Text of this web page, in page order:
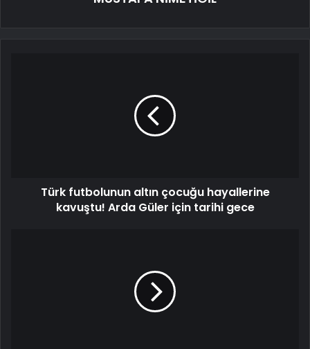
Türk futbolunun altın çocuğu hayallerine
kavuştu! Arda Güler için tarihi gece